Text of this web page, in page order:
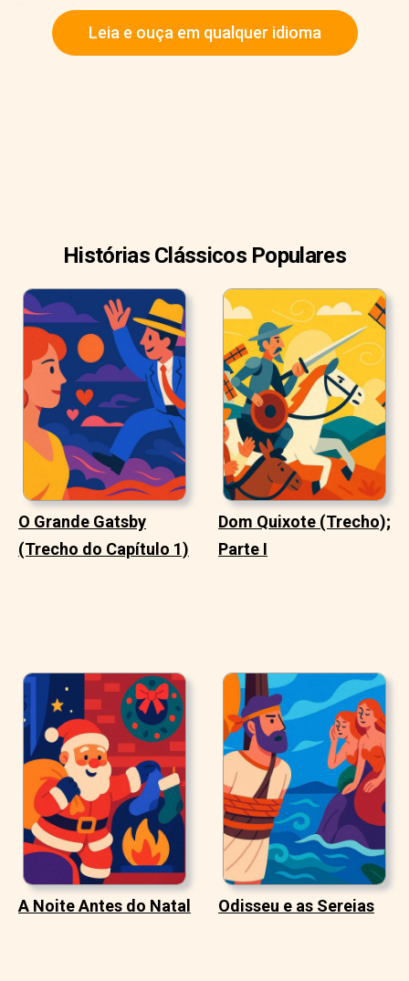
Tibaldo foi morto.
Leia e ouça em qualquer idioma
Histórias Clássicos Populares
O Grande Gatsby
(Trecho do Capítulo 1)
Dom Quixote (Trecho);
Parte I
A Noite Antes do Natal Odisseu e as Sereias